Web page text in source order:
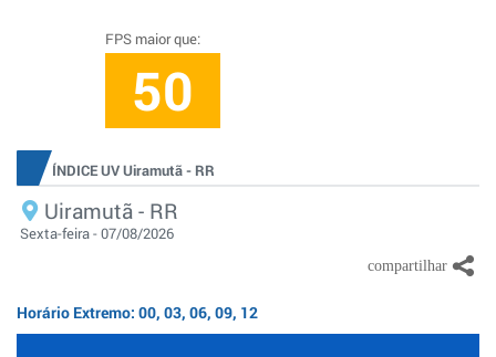
FPS maior que:
50
ÍNDICE UV Uiramutã - RR
Uiramutã - RR
Sexta-feira - 07/08/2026
Horário Extremo: 00, 03, 06, 09, 12